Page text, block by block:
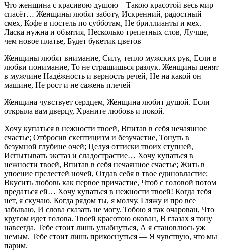
Что женщина с красивою душою – Такою красотой весь мир
спасёт… Женщины любят заботу, Искренний, радостный
смех, Кофе в постель по субботам, Не бриллианты и мех.
Ласка нужна и объятия, Несколько трепетных слов, Лучше,
чем новое платье, Будет букетик цветов
Женщины любят внимание, Силу, тепло мужских рук, Если в
любви понимание, То не страшишься разлук. Женщины ценят
в мужчине Надёжность и верность речей, Не на какой он
машине, Не рост и не сажень плечей
Женщина чувствует сердцем, Женщина любит душой. Если
открыла вам дверцу, Храните любовь и покой.
Хочу купаться в нежности твоей, Впитав в себя нечаянное
счастье; Отбросив скептицизм и безучастие, Тонуть в
безумной глубине очей; Целуя оттиски твоих ступней,
Испытывать экстаз и сладострастие… Хочу купаться в
нежности твоей, Впитав в себя нечаянное счастье; Жить в
упоение прелестей ночей, Отдав себя в твое единовластие;
Вкусить любовь как первое причастие, Чтоб с головой потом
предаться ей… Хочу купаться в нежности твоей! Когда тебя
нет, я скучаю. Когда рядом ты, я молчу. Гляжу и про все
забываю, И слова сказать не могу. Тобою я так очарован, Что
кругом идет голова. Твоей красотою окован, В глазах я тону
навсегда. Тебе стоит лишь улыбнуться, А я становлюсь уж
немым. Тебе стоит лишь прикоснуться — Я чувствую, что мы
парим.